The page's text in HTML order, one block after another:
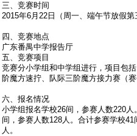
三、竞赛时间
2015年6月22日（周一、端午节放假
四、竞赛地点
广东番禺中学报告厅
五、竞赛项目
竞赛分小学组和中学组进行，项目包
阶魔方速拧、队际三阶魔方接力赛（赛
六、报名情况
小学组报名学校26间，参赛人数220
间，参赛人数128人。合计参赛学校
人。